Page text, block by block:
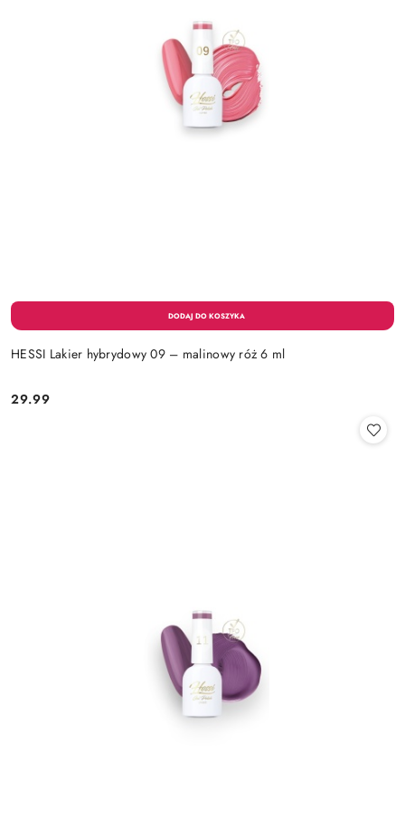
HESSI Lakier hybrydowy 09 – malinowy róż 6 ml
Cena:
29.99